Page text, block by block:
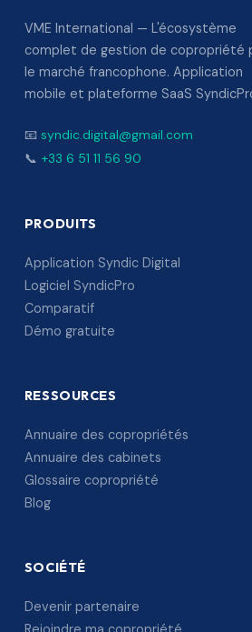
VME International — L'écosystème
complet de gestion de copropriété
le marché francophone. Application
mobile et plateforme SaaS
📧 syndic.digital@gmail.com
📞 +33 6 51 11 56 90
PRODUITS
Application Syndic Digital
Logiciel SyndicPro
Comparatif
Démo gratuite
RESSOURCES
Annuaire des copropriétés
Annuaire des cabinets
Glossaire copropriété
Blog
SOCIÉTÉ
Devenir partenaire